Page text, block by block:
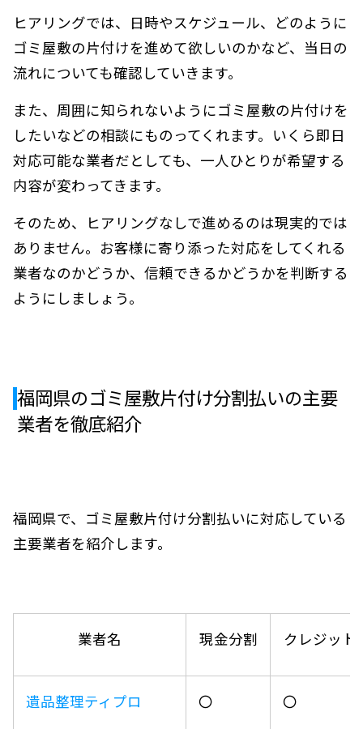
ヒアリングでは、日時やスケジュール、どのように
ゴミ屋敷の片付けを進めて欲しいのかなど、当日の
流れについても確認していきます。
また、周囲に知られないようにゴミ屋敷の片付けを
したいなどの相談にものってくれます。いくら即日
対応可能な業者だとしても、一人ひとりが希望する
内容が変わってきます。
そのため、ヒアリングなしで進めるのは現実的では
ありません。お客様に寄り添った対応をしてくれる
業者なのかどうか、信頼できるかどうかを判断する
ようにしましょう。
福岡県のゴミ屋敷片付け分割払いの主要
業者を徹底紹介
福岡県で、ゴミ屋敷片付け分割払いに対応している
主要業者を紹介します。
業者名 現金分割 クレジット
遺品整理ティプロ 〇 〇